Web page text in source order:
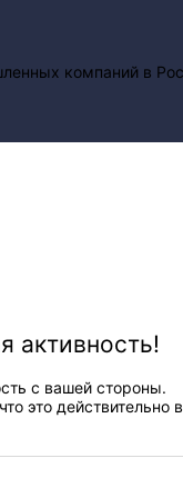
активность!
с вашей стороны.
это действительно